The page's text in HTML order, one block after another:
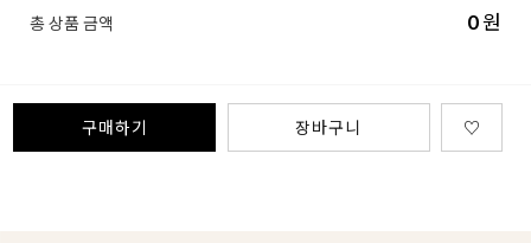
총 상품 금액 0원
구매하기 장바구니 ♡